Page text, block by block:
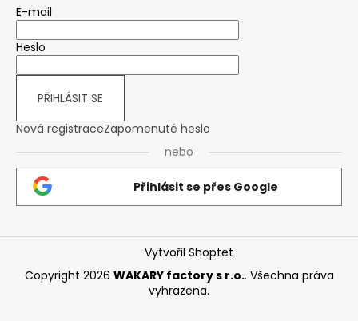
E-mail
Heslo
PŘIHLÁSIT SE
Nová registraceZapomenuté heslo
nebo
Přihlásit se přes Google
Vytvořil Shoptet
Copyright 2026 WAKARY factory s r.o.. Všechna práva
vyhrazena.